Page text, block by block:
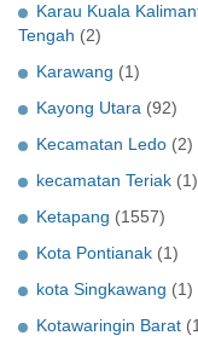
Karau Kuala
Tengah (2)
Karawang (1)
Kayong Utara (92)
Kecamatan Ledo (2)
kecamatan Teriak (1)
Ketapang (1557)
Kota Pontianak (1)
kota Singkawang (1)
Kotawaringin Barat